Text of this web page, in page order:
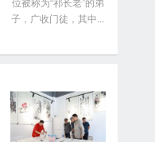
子，广收门徒，其中...